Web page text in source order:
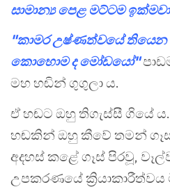
සාමාන්‍ය පෙළ මට්ටම
"කාමර උෂ්ණත්වයේ
කොහොම ද මෝඩයෝ"
මහ හඬින් ගුගුලා ය.
ඒ හඬට ඔහු තිගැස්සී ගියේ
හඬකින් ඔහු කීවේ තමන්
අදහස් කළේ ගෑස් පිරවූ,
උපකරණයේ